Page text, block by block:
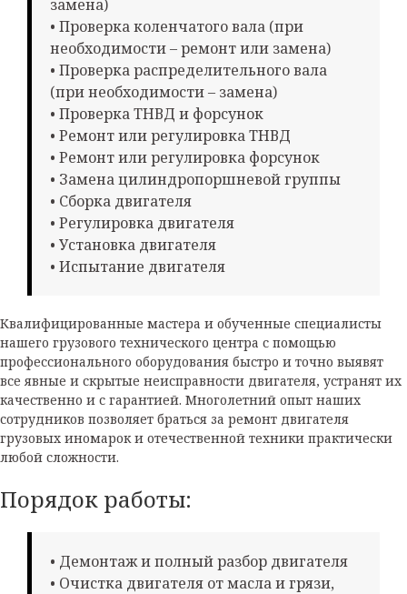
замена)
• Проверка коленчатого вала (при
необходимости – ремонт или замена)
• Проверка распределительного вала
(при необходимости – замена)
• Проверка ТНВД и форсунок
• Ремонт или регулировка ТНВД
• Ремонт или регулировка форсунок
• Замена цилиндропоршневой группы
• Сборка двигателя
• Регулировка двигателя
• Установка двигателя
• Испытание двигателя
Квалифицированные мастера и обученные специалисты
нашего грузового технического центра с помощью
профессионального оборудования быстро и точно выявят
все явные и скрытые неисправности двигателя, устранят их
качественно и с гарантией. Многолетний опыт наших
сотрудников позволяет браться за ремонт двигателя
грузовых иномарок и отечественной техники практически
любой сложности.
Порядок работы:
• Демонтаж и полный разбор двигателя
• Очистка двигателя от масла и грязи,